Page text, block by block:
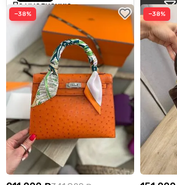
−38% −38%